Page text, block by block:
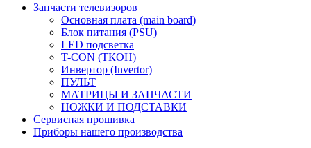
Запчасти телевизоров
Основная плата (main board)
Блок питания (PSU)
LED подсветка
T-CON (ТКОН)
Инвертор (Invertor)
ПУЛЬТ
МАТРИЦЫ И ЗАПЧАСТИ
НОЖКИ И ПОДСТАВКИ
Сервисная прошивка
Приборы нашего производства